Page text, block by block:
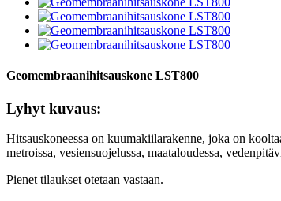
Geomembraanihitsauskone LST800
Lyhyt kuvaus:
Hitsauskoneessa on kuumakiilarakenne, joka on
metroissa, vesiensuojelussa, maataloudessa,
Pienet tilaukset otetaan vastaan.